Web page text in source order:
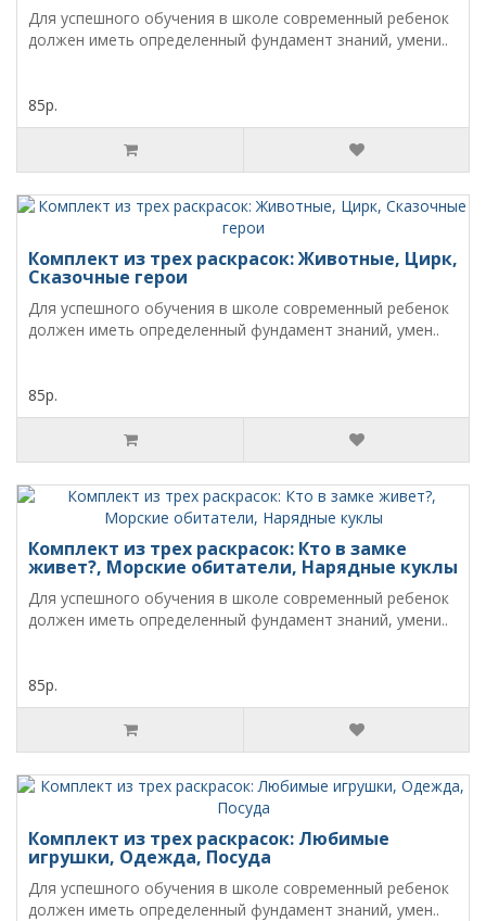
Для успешного обучения в школе современный ребенок
должен иметь определенный фундамент знаний, умени..
85р.
Комплект из трех раскрасок: Животные, Цирк,
Сказочные герои
Для успешного обучения в школе современный ребенок
должен иметь определенный фундамент знаний, умен..
85р.
Комплект из трех раскрасок: Кто в замке
живет?, Морские обитатели, Нарядные куклы
Для успешного обучения в школе современный ребенок
должен иметь определенный фундамент знаний, умени..
85р.
Комплект из трех раскрасок: Любимые
игрушки, Одежда, Посуда
Для успешного обучения в школе современный ребенок
должен иметь определенный фундамент знаний, умен..